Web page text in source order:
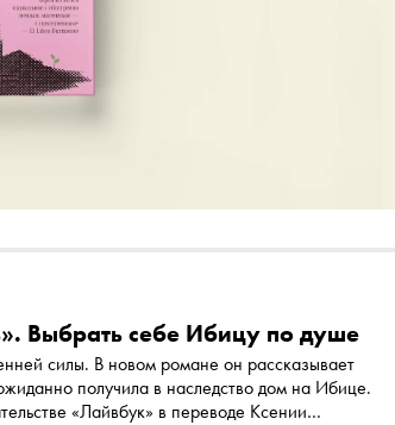
Выбрать себе Ибицу по душе
силы. В новом романе он рассказывает
получила в наследство дом на Ибице.
«Лайвбук» в переводе Ксении